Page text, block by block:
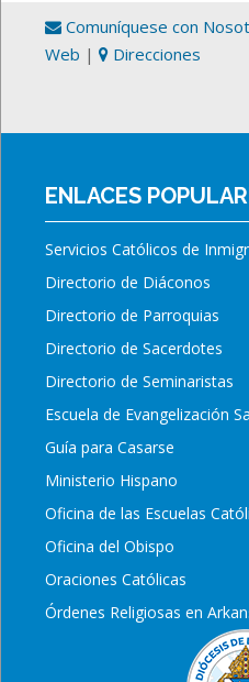
Comuníquese con
Web | Direcciones
ENLACES
Servicios Católicos de
Directorio de Diáconos
Directorio de Parroquias
Directorio de Sacerdotes
Directorio de Seminaristas
Escuela de Evangelización
Guía para Casarse
Ministerio Hispano
Oficina de las Escuelas
Oficina del Obispo
Oraciones Católicas
Órdenes Religiosas en